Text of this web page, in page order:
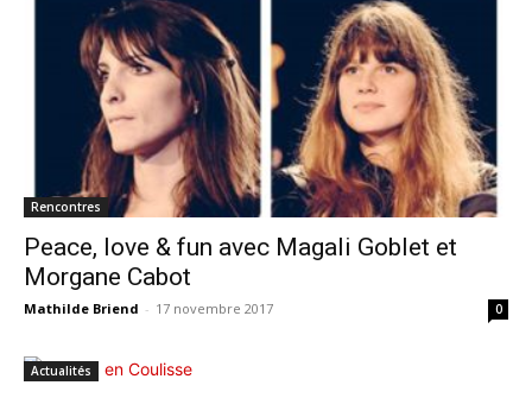
Rencontres
Peace, love & fun avec Magali Goblet et
Morgane Cabot
Mathilde Briend - 17 novembre 2017 0
Actualités